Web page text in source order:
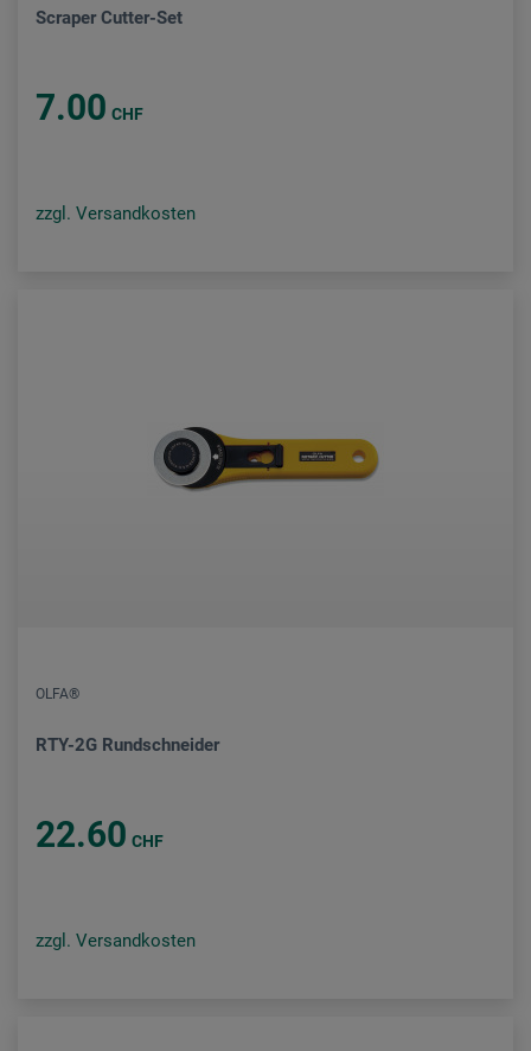
Scraper Cutter-Set
7.00 CHF
zzgl. Versandkosten
OLFA®
RTY-2G Rundschneider
22.60 CHF
zzgl. Versandkosten